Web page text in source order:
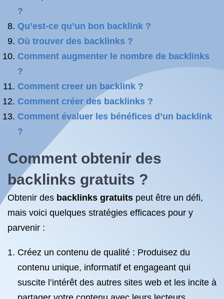
?
Qu’est-ce qu’un bon backlink ?
Où trouver des backlinks ?
Comment augmenter le nombre de backlinks
?
Comment creer un backlink ?
Comment créer des backlinks ?
Comment évaluer les bénéfices d’un backlink
?
Comment obtenir des
backlinks gratuits ?
Obtenir des backlinks gratuits peut être un défi,
mais voici quelques stratégies efficaces pour y
parvenir :
Créez un contenu de qualité : Produisez du
contenu unique, informatif et engageant qui
suscite l’intérêt des autres sites web et les incite à